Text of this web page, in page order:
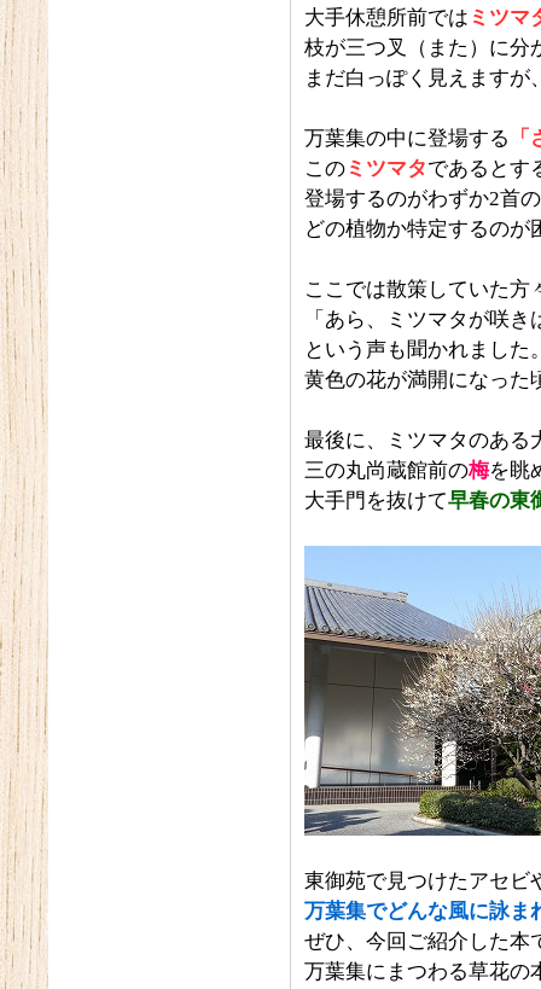
大手休憩所前では ミツマ
枝が三つ叉（また）に分
まだ白っぽく見えます
万葉集の中に登場する
この ミツマタであるとす
登場するのがわずか2首
どの植物か特定するのが
ここでは散策していた方
「あら、ミツマタが咲
という声も聞かれました
黄色の花が満開になった
最後に、ミツマタのある
三の丸尚蔵館前の梅を眺
大手門を抜けて早春の東
東御苑で見つけたアセビ
万葉集でどんな風に詠ま
ぜひ、今回ご紹介した本
万葉集にまつわる草花の